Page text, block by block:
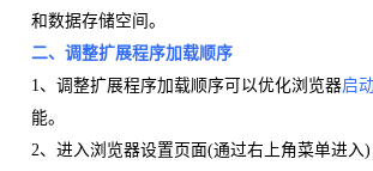
和数据存储空间。
二、调整扩展程序加载顺序
1、调整扩展程序加载顺序可以优化浏览器启
能。
2、进入浏览器设置页面(通过右上角菜单进入